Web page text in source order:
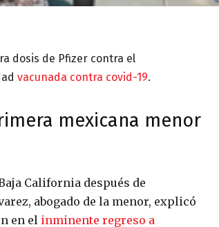
dosis de Pfizer contra el
vacunada contra covid-19.
mexicana menor
California después de
abogado de la menor, explicó
en el inminente regreso a